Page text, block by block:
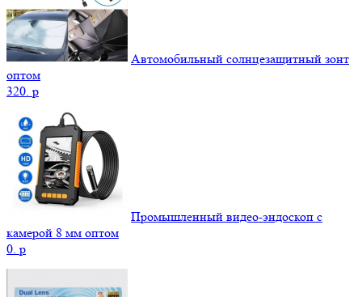
Автомобильный солнцезащитный зонт
оптом
320. p
Промышленный видео-эндоскоп с
камерой 8 мм оптом
0. p